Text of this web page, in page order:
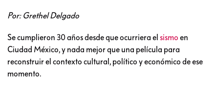
Por: Grethel Delgado
Se cumplieron 30 años desde que ocurriera el sismo en
Ciudad México, y nada mejor que una película para
reconstruir el contexto cultural, político y económico de ese
momento.